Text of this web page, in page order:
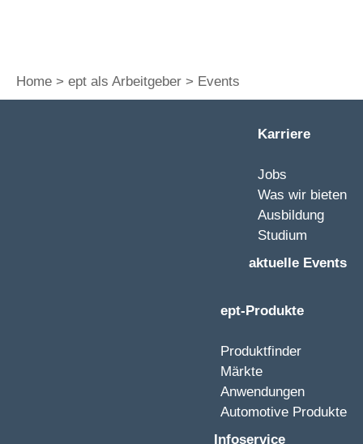
Home ept als Arbeitgeber Events
Karriere
Jobs
Was wir bieten
Ausbildung
Studium
aktuelle Events
ept-Produkte
Produktfinder
Märkte
Anwendungen
Automotive Produkte
Infoservice